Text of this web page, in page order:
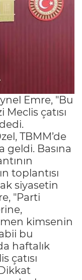
Emre, "Bu
çatısı
TBMM’de
geldi. Basına
toplantısı
siyasetin
"Parti
kimsenin
bu
haftalık
çatısı